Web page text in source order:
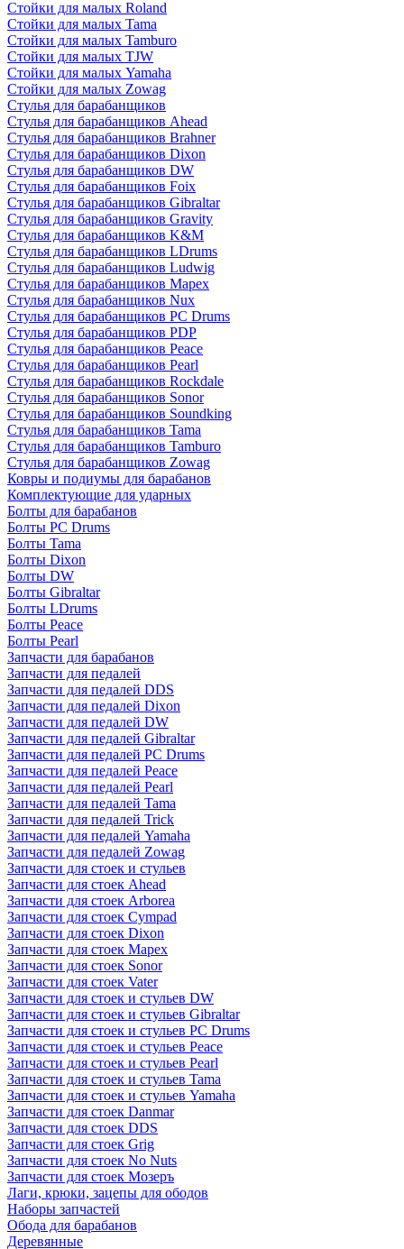
Стойки для малых Roland
Стойки для малых Tama
Стойки для малых Tamburo
Стойки для малых TJW
Стойки для малых Yamaha
Стойки для малых Zowag
Стулья для барабанщиков
Стулья для барабанщиков Ahead
Стулья для барабанщиков Brahner
Стулья для барабанщиков Dixon
Стулья для барабанщиков DW
Стулья для барабанщиков Foix
Стулья для барабанщиков Gibraltar
Стулья для барабанщиков Gravity
Стулья для барабанщиков K&M
Стулья для барабанщиков LDrums
Стулья для барабанщиков Ludwig
Стулья для барабанщиков Mapex
Стулья для барабанщиков Nux
Стулья для барабанщиков PC Drums
Стулья для барабанщиков PDP
Стулья для барабанщиков Peace
Стулья для барабанщиков Pearl
Стулья для барабанщиков Rockdale
Стулья для барабанщиков Sonor
Стулья для барабанщиков Soundking
Стулья для барабанщиков Tama
Стулья для барабанщиков Tamburo
Стулья для барабанщиков Zowag
Ковры и подиумы для барабанов
Комплектующие для ударных
Болты для барабанов
Болты PC Drums
Болты Tama
Болты Dixon
Болты DW
Болты Gibraltar
Болты LDrums
Болты Peace
Болты Pearl
Запчасти для барабанов
Запчасти для педалей
Запчасти для педалей DDS
Запчасти для педалей Dixon
Запчасти для педалей DW
Запчасти для педалей Gibraltar
Запчасти для педалей PC Drums
Запчасти для педалей Peace
Запчасти для педалей Pearl
Запчасти для педалей Tama
Запчасти для педалей Trick
Запчасти для педалей Yamaha
Запчасти для педалей Zowag
Запчасти для стоек и стульев
Запчасти для стоек Ahead
Запчасти для стоек Arborea
Запчасти для стоек Cympad
Запчасти для стоек Dixon
Запчасти для стоек Mapex
Запчасти для стоек Sonor
Запчасти для стоек Vater
Запчасти для стоек и стульев DW
Запчасти для стоек и стульев Gibraltar
Запчасти для стоек и стульев PC Drums
Запчасти для стоек и стульев Peace
Запчасти для стоек и стульев Pearl
Запчасти для стоек и стульев Tama
Запчасти для стоек и стульев Yamaha
Запчасти для стоек Danmar
Запчасти для стоек DDS
Запчасти для стоек Grig
Запчасти для стоек No Nuts
Запчасти для стоек Мозеръ
Лаги, крюки, зацепы для ободов
Наборы запчастей
Обода для барабанов
Деревянные